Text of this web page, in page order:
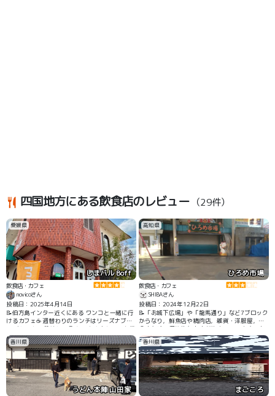
四国地方にある飲食店のレビュー （29件）
愛媛県
しまバル Boff
飲食店・カフェ
novicoさん
投稿日：2025年4月14日
📝伯方島インター近くにある ワンコと一緒に行
けるカフェ☕️ 週替わりのランチはリーズナブル
で オシャレで美味しい😋 ケーキや島レモンを使
ったドリンクも 楽しめる🍋 お店の方々も感じが
良くてワンコにも 優しかったです😊 徒歩10分
の場所に道の駅 マリンオアシス伯方がある 道の
駅の前には海🌊や shimanamiのモニュメントも
あるので写真スポットにも良い
高知県
ひろめ市場
飲食店・カフェ
SHIBAさん
投稿日：2024年12月22日
📝「お城下広場」や「龍馬通り」など7ブロック
からなり，鮮魚店や精肉店，雑貨・洋服屋，飲
食店など，個性的なお店が集まっています。市
場内の至る所にテーブルと椅子が並べられてい
て，それぞれ自分の好きなものを，好きなお店
で買ってきて，持ち寄って食べるスタイルとな
ってます。
香川県
うどん本陣 山田家
香川県
まごころ